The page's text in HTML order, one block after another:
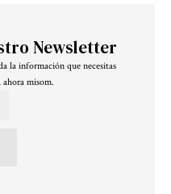
Newsletter
la información que necesitas
misom.